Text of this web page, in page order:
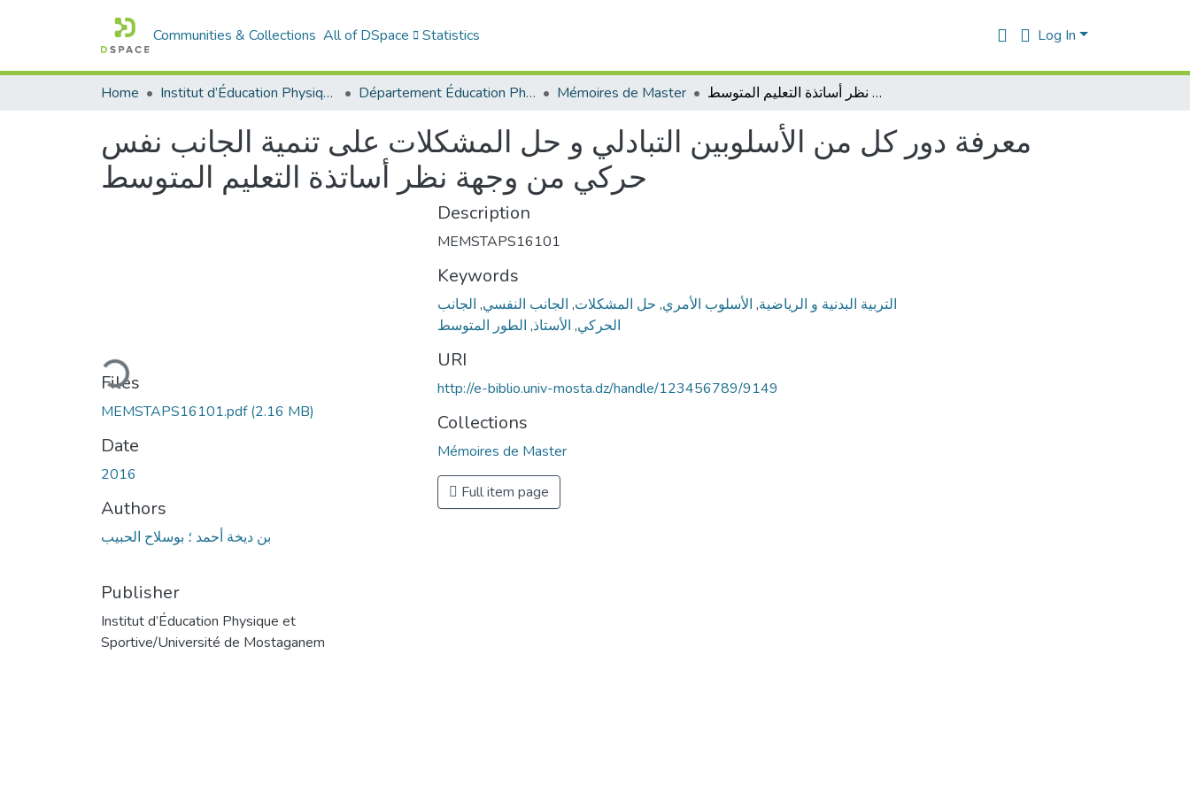
Communities & Collections All of DSpace Statistics Log In
Home Institut d’Éducation Physique et Sportive Département Éducation Physique et Sportive (EPS) Mémoires de Master معرفة دور كل من الأسلوبین التبادلي و حل المشكلات على تنمیة الجانب نفس حركي من وجهة نظر أساتذة التعلیم المتوسط
معرفة دور كل من الأسلوبین التبادلي و حل المشكلات على تنمیة الجانب نفس
حركي من وجهة نظر أساتذة التعلیم المتوسط
Loading...
Files
MEMSTAPS16101.pdf(2.16 MB)
Date
2016
Authors
بن دیخة أحمد ؛ بوسلاح الحبیب
Publisher
Institut d’Éducation Physique et
Sportive/Université de Mostaganem
Description
MEMSTAPS16101
Keywords
التربية البدنية و الرياضية, الأسلوب الأمري, حل المشكلات, الجانب النفسي, الجانب
الحركي, الأستاذ, الطور المتوسط
URI
http://e-biblio.univ-mosta.dz/handle/123456789/9149
Collections
Mémoires de Master
Full item page